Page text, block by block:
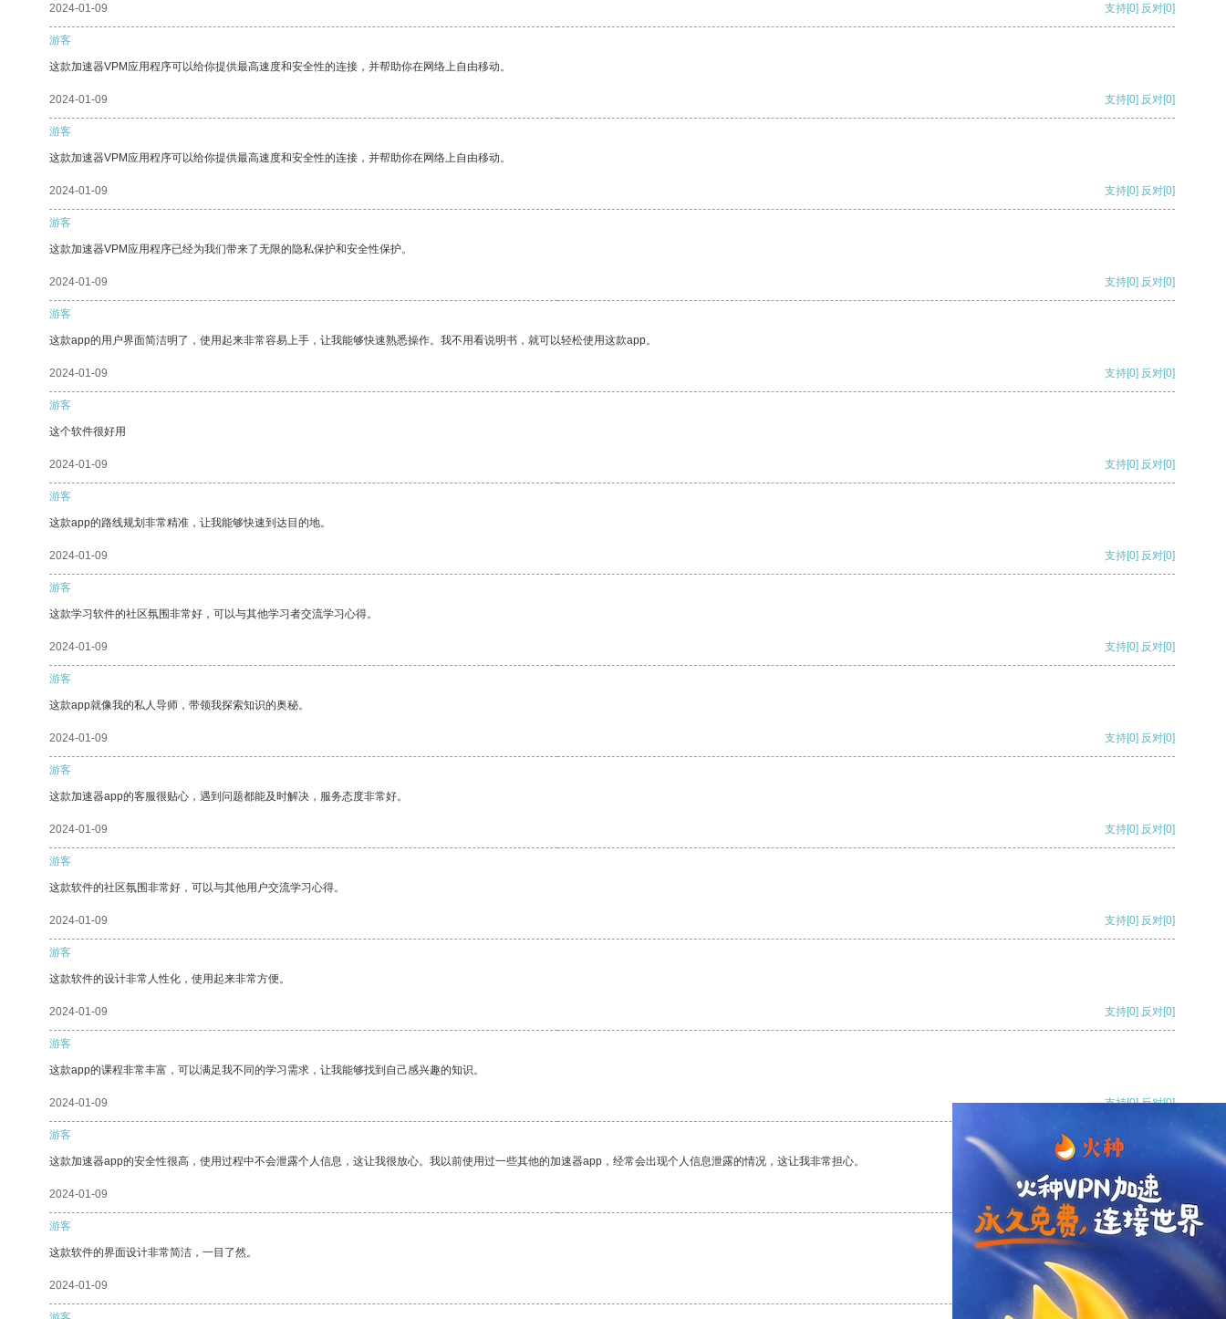
2024-01-09 支持[0] 反对[0]
游客
这款加速器VPM应用程序可以给你提供最高速度和安全性的连接，并帮助你在网络上自由移动。
2024-01-09 支持[0] 反对[0]
游客
这款加速器VPM应用程序可以给你提供最高速度和安全性的连接，并帮助你在网络上自由移动。
2024-01-09 支持[0] 反对[0]
游客
这款加速器VPM应用程序已经为我们带来了无限的隐私保护和安全性保护。
2024-01-09 支持[0] 反对[0]
游客
这款app的用户界面简洁明了，使用起来非常容易上手，让我能够快速熟悉操作。我不用看说明书，就可以轻松使用这款app。
2024-01-09 支持[0] 反对[0]
游客
这个软件很好用
2024-01-09 支持[0] 反对[0]
游客
这款app的路线规划非常精准，让我能够快速到达目的地。
2024-01-09 支持[0] 反对[0]
游客
这款学习软件的社区氛围非常好，可以与其他学习者交流学习心得。
2024-01-09 支持[0] 反对[0]
游客
这款app就像我的私人导师，带领我探索知识的奥秘。
2024-01-09 支持[0] 反对[0]
游客
这款加速器app的客服很贴心，遇到问题都能及时解决，服务态度非常好。
2024-01-09 支持[0] 反对[0]
游客
这款软件的社区氛围非常好，可以与其他用户交流学习心得。
2024-01-09 支持[0] 反对[0]
游客
这款软件的设计非常人性化，使用起来非常方便。
2024-01-09 支持[0] 反对[0]
游客
这款app的课程非常丰富，可以满足我不同的学习需求，让我能够找到自己感兴趣的知识。
2024-01-09 支持[0] 反对[0]
游客
这款加速器app的安全性很高，使用过程中不会泄露个人信息，这让我很放心。我以前使用过一些其他的加速器app，经常会出现个人信息泄露的情况，这让我非常担心。
2024-01-09 支持[0] 反对
游客
这款软件的界面设计非常简洁，一目了然。
2024-01-09 支持